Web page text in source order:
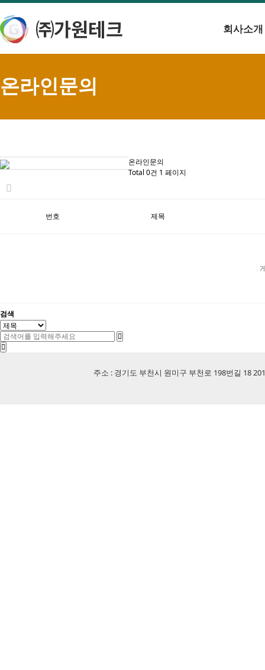
회사소개
온라인문의
온라인문의
Total 0건 1 페이지
번호 제목
검색
주소 : 경기도 부천시 원미구 부천로 198번길